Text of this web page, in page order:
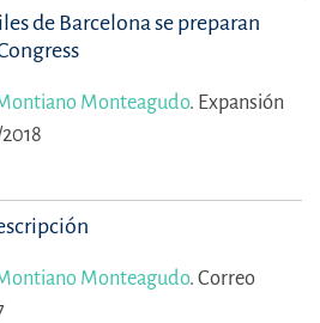
de Barcelona se preparan
Monteagudo. Expansión
Monteagudo. Correo